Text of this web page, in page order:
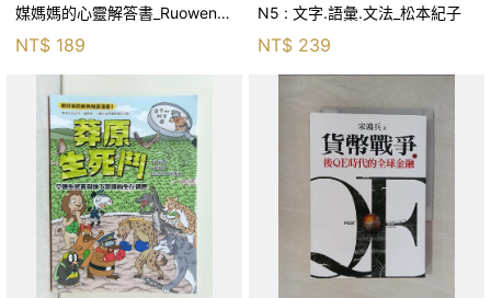
媒媽媽的心靈解答書_Ruowen
Huang
NT$ 189
N5 : 文字.語彙.文法_松本紀子
NT$ 239